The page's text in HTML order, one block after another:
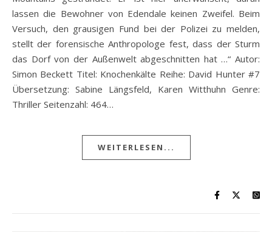
lassen die Bewohner von Edendale keinen Zweifel. Beim
Versuch, den grausigen Fund bei der Polizei zu melden,
stellt der forensische Anthropologe fest, dass der Sturm
das Dorf von der Außenwelt abgeschnitten hat …“ Autor:
Simon Beckett Titel: Knochenkälte Reihe: David Hunter #7
Übersetzung: Sabine Längsfeld, Karen Witthuhn Genre:
Thriller Seitenzahl: 464…
WEITERLESEN...